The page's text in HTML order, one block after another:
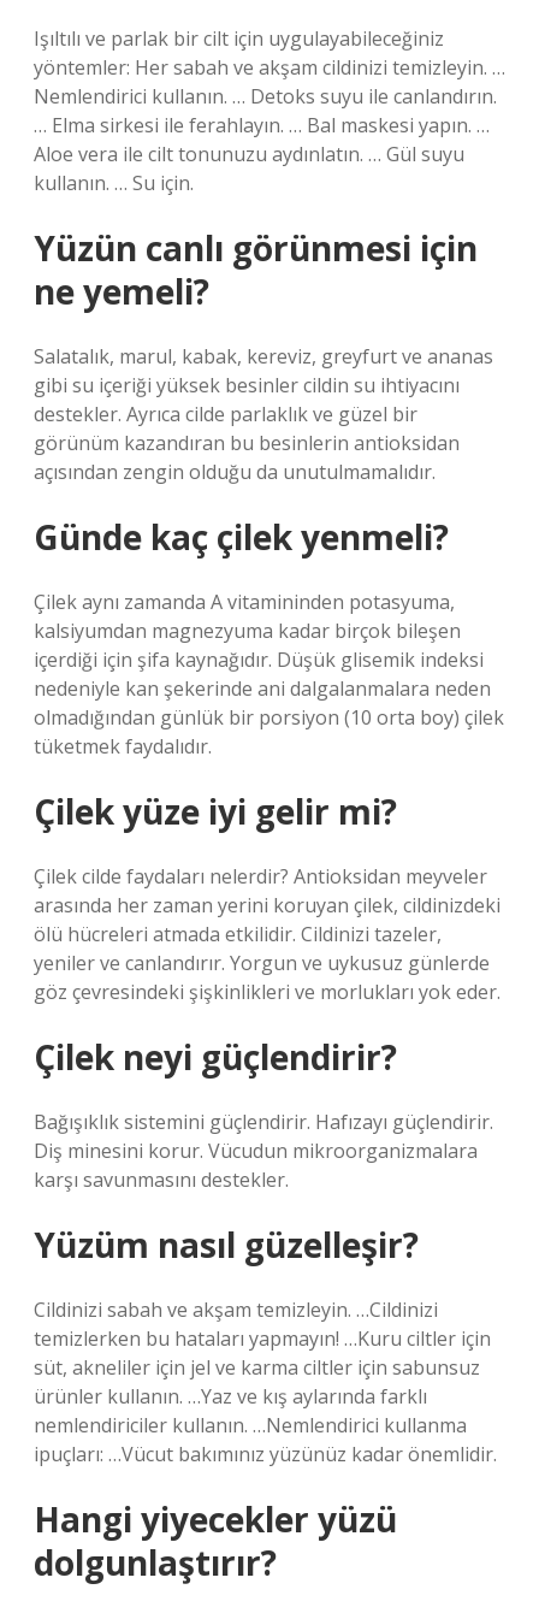
Işıltılı ve parlak bir cilt için uygulayabileceğiniz
yöntemler: Her sabah ve akşam cildinizi temizleyin. …
Nemlendirici kullanın. … Detoks suyu ile canlandırın.
… Elma sirkesi ile ferahlayın. … Bal maskesi yapın. …
Aloe vera ile cilt tonunuzu aydınlatın. … Gül suyu
kullanın. … Su için.
Yüzün canlı görünmesi için
ne yemeli?
Salatalık, marul, kabak, kereviz, greyfurt ve ananas
gibi su içeriği yüksek besinler cildin su ihtiyacını
destekler. Ayrıca cilde parlaklık ve güzel bir
görünüm kazandıran bu besinlerin antioksidan
açısından zengin olduğu da unutulmamalıdır.
Günde kaç çilek yenmeli?
Çilek aynı zamanda A vitamininden potasyuma,
kalsiyumdan magnezyuma kadar birçok bileşen
içerdiği için şifa kaynağıdır. Düşük glisemik indeksi
nedeniyle kan şekerinde ani dalgalanmalara neden
olmadığından günlük bir porsiyon (10 orta boy) çilek
tüketmek faydalıdır.
Çilek yüze iyi gelir mi?
Çilek cilde faydaları nelerdir? Antioksidan meyveler
arasında her zaman yerini koruyan çilek, cildinizdeki
ölü hücreleri atmada etkilidir. Cildinizi tazeler,
yeniler ve canlandırır. Yorgun ve uykusuz günlerde
göz çevresindeki şişkinlikleri ve morlukları yok eder.
Çilek neyi güçlendirir?
Bağışıklık sistemini güçlendirir. Hafızayı güçlendirir.
Diş minesini korur. Vücudun mikroorganizmalara
karşı savunmasını destekler.
Yüzüm nasıl güzelleşir?
Cildinizi sabah ve akşam temizleyin. …Cildinizi
temizlerken bu hataları yapmayın! …Kuru ciltler için
süt, akneliler için jel ve karma ciltler için sabunsuz
ürünler kullanın. …Yaz ve kış aylarında farklı
nemlendiriciler kullanın. …Nemlendirici kullanma
ipuçları: …Vücut bakımınız yüzünüz kadar önemlidir.
Hangi yiyecekler yüzü
dolgunlaştırır?